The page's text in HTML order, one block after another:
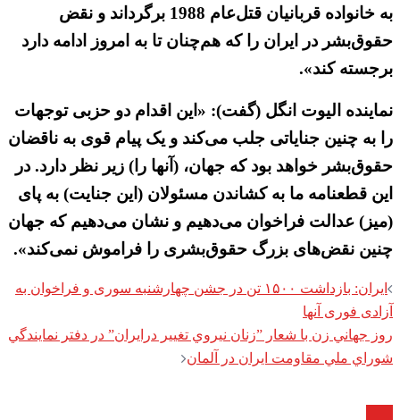
به خانواده قربانیان قتل‌عام 1988 برگرداند و نقض
حقوق‌بشر در ایران را که هم‌چنان تا به امروز ادامه دارد
برجسته کند».
نماینده الیوت انگل (گفت): «این اقدام دو حزبی توجهات
را به چنین جنایاتی جلب می‌کند و یک پیام قوی به ناقضان
حقوق‌بشر خواهد بود که جهان، (آنها را) زیر نظر دارد. در
این قطعنامه ما به کشاندن مسئولان (این جنایت) به پای
(میز) عدالت فراخوان می‌دهیم و نشان می‌دهیم که جهان
چنین نقض‌های بزرگ حقوق‌بشری را فراموش نمی‌کند».
Post
navigation
ایران: بازداشت ۱۵۰۰ تن در جشن چهارشنبه سوری و فراخوان به
آزادی فوری آنها
روز جهاني زن با شعار ”زنان نيروي تغيير درايران” در دفتر نمايندگي
شوراي ملي مقاومت ايران در آلمان